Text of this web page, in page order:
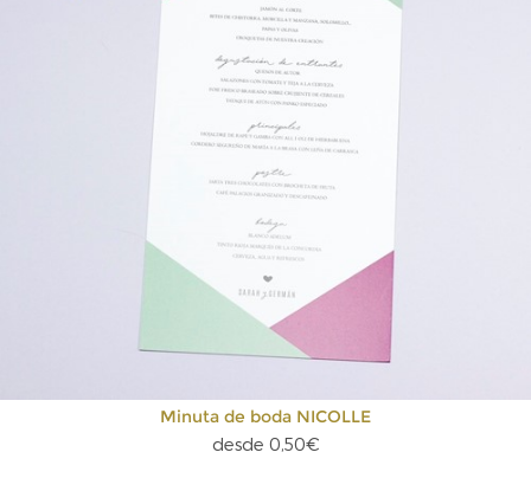
Minuta de boda NICOLLE
desde 0,50€